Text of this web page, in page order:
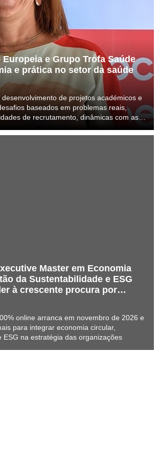
e Grupo Trofa Saúde
e prática no setor da saúde
de projetos académicos e
baseados em problemas reais,
de recrutamento, dinâmicas com as
Master em Economia
da Sustentabilidade e ESG
à crescente procura por
online arranca em novembro de 2026 e
para integrar economia circular,
ESG na estratégia das organizações